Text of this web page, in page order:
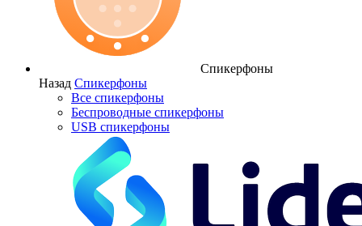
Спикерфоны
Назад Спикерфоны
Все спикерфоны
Беспроводные спикерфоны
USB спикерфоны